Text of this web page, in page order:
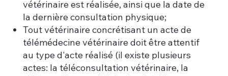
vétérinaire est réalisée, ainsi que la date de
la dernière consultation physique;
Tout vétérinaire concrétisant un acte de
télémédecine vétérinaire doit être attentif
au type d'acte réalisé (il existe plusieurs
actes: la téléconsultation vétérinaire, la